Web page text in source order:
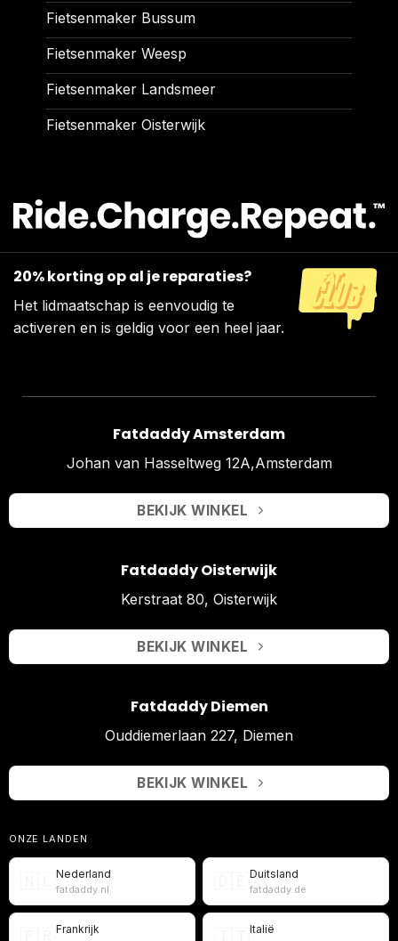
Fietsenmaker Bussum
Fietsenmaker Weesp
Fietsenmaker Landsmeer
Fietsenmaker Oisterwijk
20% korting op al je reparaties?
Het lidmaatschap is eenvoudig te
activeren en is geldig voor een heel jaar.
Fatdaddy Amsterdam
Johan van Hasseltweg 12A,Amsterdam
BEKIJK WINKEL
Fatdaddy Oisterwijk
Kerstraat 80, Oisterwijk
BEKIJK WINKEL
Fatdaddy Diemen
Ouddiemerlaan 227, Diemen
BEKIJK WINKEL
ONZE LANDEN
Nederland
fatdaddy.nl
Duitsland
fatdaddy.de
Frankrijk Italië